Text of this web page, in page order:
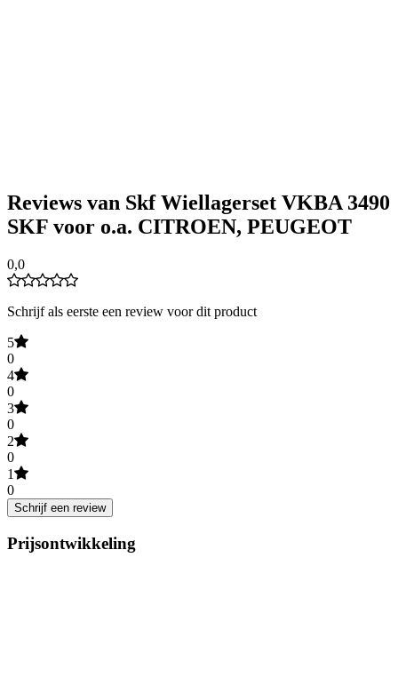
Reviews van Skf Wiellagerset VKBA 3490
SKF voor o.a. CITROEN, PEUGEOT
0,0
Schrijf als eerste een review voor dit product
5
0
4
0
3
0
2
0
1
0
Schrijf een review
Prijsontwikkeling